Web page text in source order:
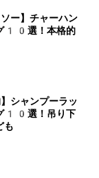
ー】チャーハン
10選！本格的
シャンプーラッ
10選！吊り下
も